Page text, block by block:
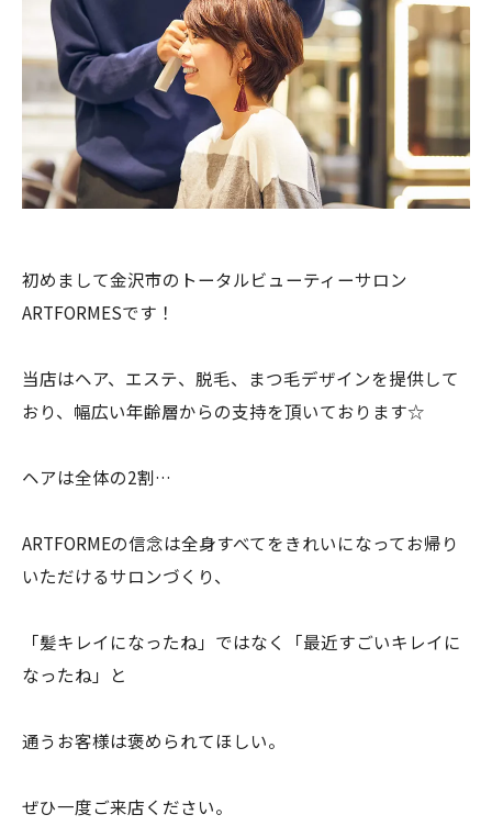
初めまして金沢市のトータルビューティーサロン
ARTFORMESです！
当店はヘア、エステ、脱毛、まつ毛デザインを提供して
おり、幅広い年齢層からの支持を頂いております☆
ヘアは全体の2割…
ARTFORMEの信念は全身すべてをきれいになってお帰り
いただけるサロンづくり、
「髪キレイになったね」ではなく「最近すごいキレイに
なったね」と
通うお客様は褒められてほしい。
ぜひ一度ご来店ください。